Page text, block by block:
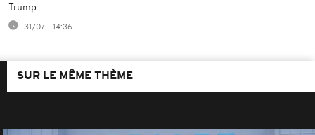
Trump
31/07 - 14:36
SUR LE MÊME THÈME